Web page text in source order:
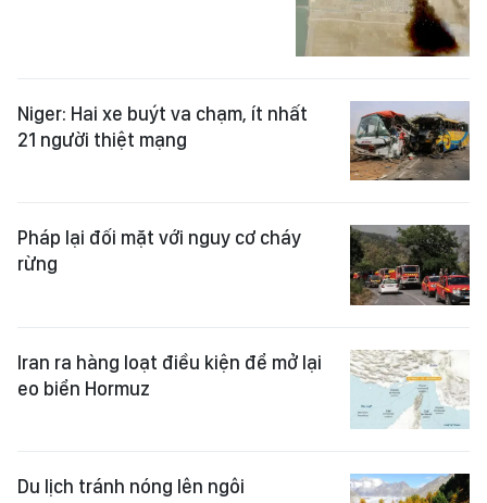
Niger: Hai xe buýt va chạm, ít nhất
21 người thiệt mạng
Pháp lại đối mặt với nguy cơ cháy
rừng
Iran ra hàng loạt điều kiện để mở lại
eo biển Hormuz
Du lịch tránh nóng lên ngôi